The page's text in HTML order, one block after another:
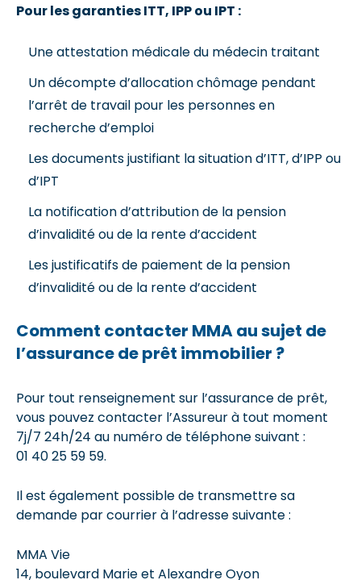
Pour les garanties ITT, IPP ou IPT :
Une attestation médicale du médecin traitant
Un décompte d’allocation chômage pendant
l’arrêt de travail pour les personnes en
recherche d’emploi
Les documents justifiant la situation d’ITT, d’IPP ou
d’IPT
La notification d’attribution de la pension
d’invalidité ou de la rente d’accident
Les justificatifs de paiement de la pension
d’invalidité ou de la rente d’accident
Comment contacter MMA au sujet de
l’assurance de prêt immobilier ?
Pour tout renseignement sur l’assurance de prêt,
vous pouvez contacter l’Assureur à tout moment
7j/7 24h/24 au numéro de téléphone suivant :
01 40 25 59 59.
Il est également possible de transmettre sa
demande par courrier à l’adresse suivante :
MMA Vie
14, boulevard Marie et Alexandre Oyon